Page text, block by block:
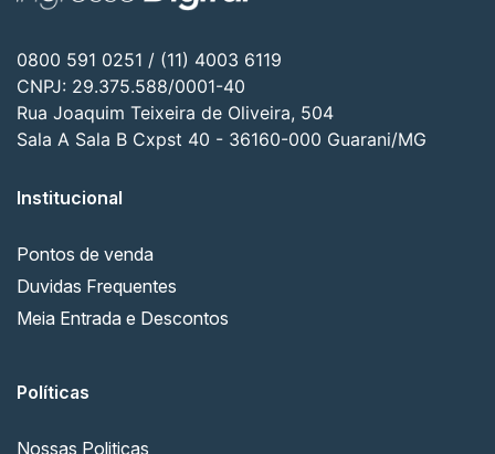
0800 591 0251 / (11) 4003 6119
CNPJ: 29.375.588/0001-40
Rua Joaquim Teixeira de Oliveira, 504
Sala A Sala B Cxpst 40 - 36160-000 Guarani/MG
Institucional
Pontos de venda
Duvidas Frequentes
Meia Entrada e Descontos
Políticas
Nossas Politicas